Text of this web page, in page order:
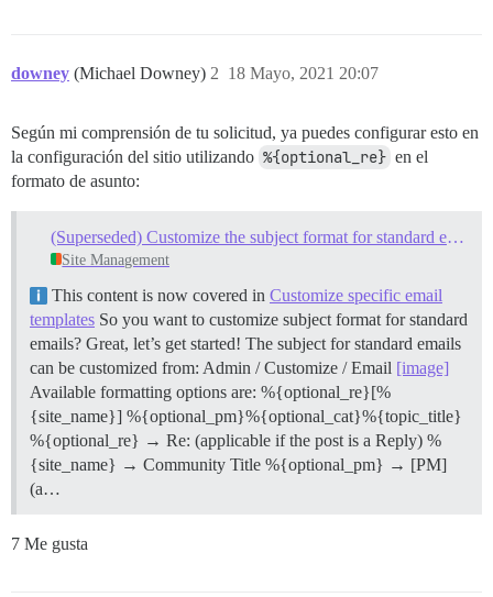
downey (Michael Downey) 18 Mayo, 2021 20:07
2
Según mi comprensión de tu solicitud, ya puedes configurar esto en
la configuración del sitio utilizando %{optional_re} en el
formato de asunto:
(Superseded) Customize the subject format for standard emails
Site Management
This content is now covered in Customize specific email
templates So you want to customize subject format for standard
emails? Great, let’s get started! The subject for standard emails
can be customized from: Admin / Customize / Email [image]
Available formatting options are: %{optional_re}[%
{site_name}] %{optional_pm}%{optional_cat}%{topic_title}
%{optional_re} → Re: (applicable if the post is a Reply) %
{site_name} → Community Title %{optional_pm} → [PM]
(a…
7 Me gusta